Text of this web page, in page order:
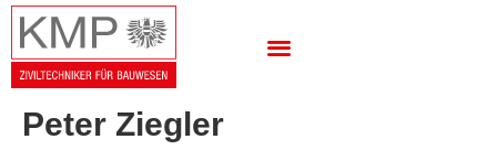
Peter Ziegler